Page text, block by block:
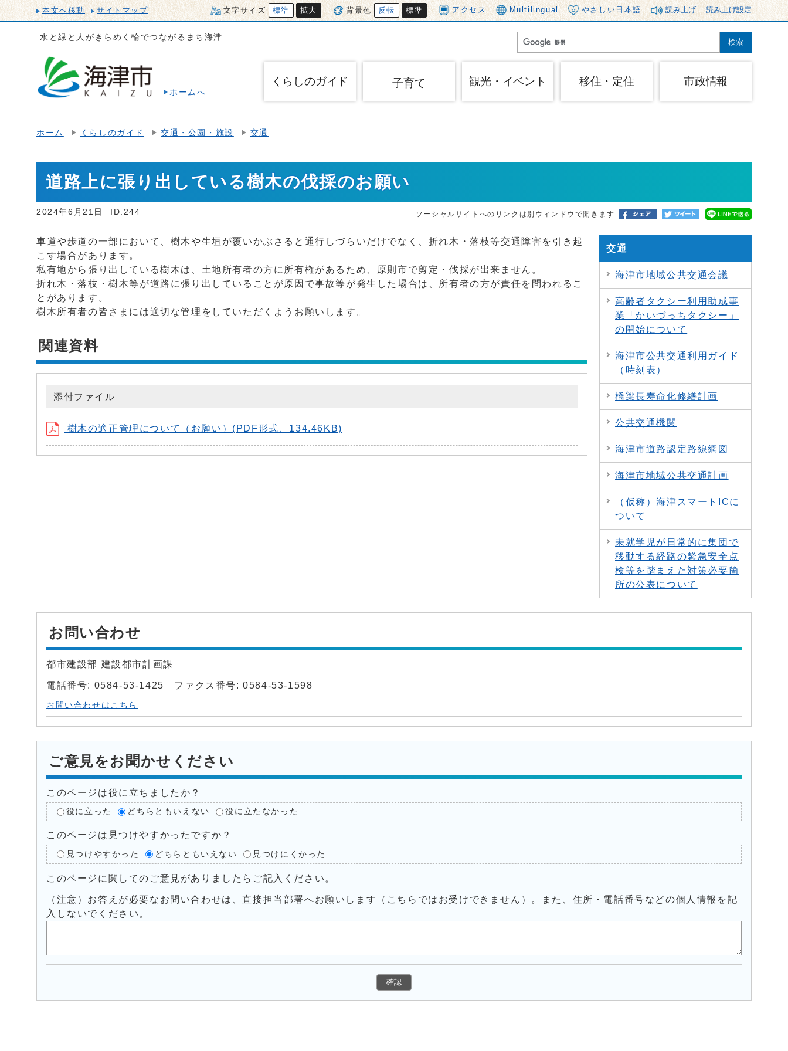
本文へ移動 サイトマップ 文字サイズ 標準 拡大 背景色 反転 標準 アクセス Multilingual やさしい日本語 読み上げ 読み上げ設定
水と緑と人がきらめく輪でつながるまち海津
ホームへ
くらしのガイド 子育て 観光・イベント 移住・定住 市政情報
ホーム くらしのガイド 交通・公園・施設 交通
道路上に張り出している樹木の伐採のお願い
2024年6月21日 ID:244 ソーシャルサイトへのリンクは別ウィンドウで開きます
車道や歩道の一部において、樹木や生垣が覆いかぶさると通行しづらいだけでなく、折れ木・落枝等交通障害を引き起
こす場合があります。
私有地から張り出している樹木は、土地所有者の方に所有権があるため、原則市で剪定・伐採が出来ません。
折れ木・落枝・樹木等が道路に張り出していることが原因で事故等が発生した場合は、所有者の方が責任を問われるこ
とがあります。
樹木所有者の皆さまには適切な管理をしていただくようお願いします。
関連資料
添付ファイル
樹木の適正管理について（お願い）(PDF形式、134.46KB)
交通
海津市地域公共交通会議
高齢者タクシー利用助成事
業「かいづっちタクシー」
の開始について
海津市公共交通利用ガイド
（時刻表）
橋梁長寿命化修繕計画
公共交通機関
海津市道路認定路線網図
海津市地域公共交通計画
（仮称）海津スマートICに
ついて
未就学児が日常的に集団で
移動する経路の緊急安全点
検等を踏まえた対策必要箇
所の公表について
お問い合わせ
都市建設部 建設都市計画課
電話番号: 0584-53-1425 ファクス番号: 0584-53-1598
お問い合わせはこちら
ご意見をお聞かせください
このページは役に立ちましたか？
役に立った どちらともいえない 役に立たなかった
このページは見つけやすかったですか？
見つけやすかった どちらともいえない 見つけにくかった
このページに関してのご意見がありましたらご記入ください。
（注意）お答えが必要なお問い合わせは、直接担当部署へお願いします（こちらではお受けできません）。また、住所・電話番号などの個人情報を記
入しないでください。